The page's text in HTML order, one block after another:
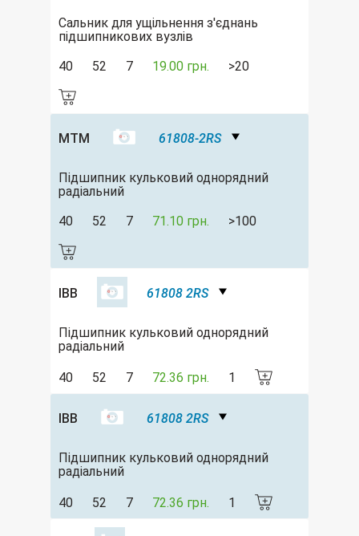
Сальник для ущільнення з'єднань
підшипникових вузлів
40
52 7 19.00 грн. >20
MTM 61808-2RS
Підшипник кульковий однорядний
радіальний
40
52 7 71.10 грн. >100
IBB 61808 2RS
Підшипник кульковий однорядний
радіальний
40 52 7 72.36 грн. 1
IBB 61808 2RS
Підшипник кульковий однорядний
радіальний
40 52 7 72.36 грн. 1